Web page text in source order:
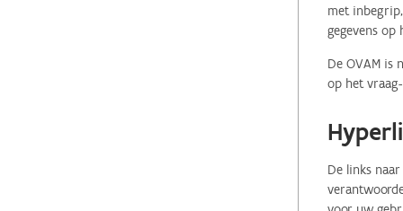
met
gegevens
De OVAM is
op het
De links